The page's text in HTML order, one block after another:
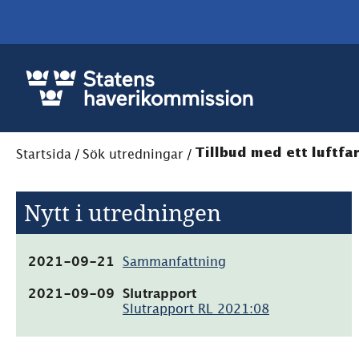
Startsida / Sök utredningar / Tillbud med ett
Nytt i utredningen
2021-09-21 Sammanfattning
(pdf,
2021-09-09
Slutrapport
Slutrapport RL 2021:08
(pdf,